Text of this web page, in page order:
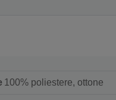
100% poliestere, ottone